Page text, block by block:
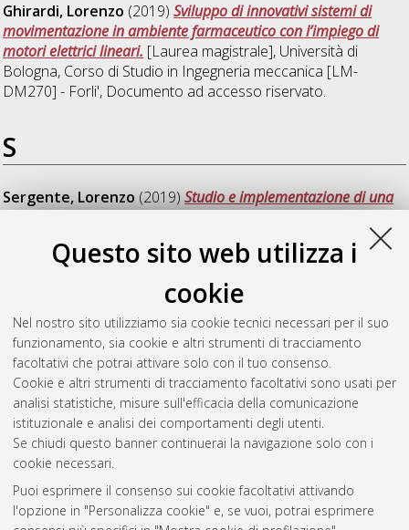
Questo sito web utilizza i
cookie
Nel nostro sito utilizziamo sia cookie tecnici necessari per il suo
funzionamento, sia cookie e altri strumenti di tracciamento
facoltativi che potrai attivare solo con il tuo consenso.
Cookie e altri strumenti di tracciamento facoltativi sono usati per
analisi statistiche, misure sull'efficacia della comunicazione
istituzionale e analisi dei comportamenti degli utenti.
Se chiudi questo banner continuerai la navigazione solo con i
cookie necessari.
Puoi esprimere il consenso sui cookie facoltativi attivando
l'opzione in "Personalizza cookie" e, se vuoi, potrai esprimere
Ghirardi, Lorenzo (2019)Sviluppo di innovativi sistemi di
movimentazione in ambiente farmaceutico con l’impiego di
motori elettrici lineari. [Laurea magistrale], Università di
Bologna, Corso di Studio in Ingegneria meccanica [LM-
DM270] - Forli', Documento ad accesso riservato.
S
Sergente, Lorenzo (2019)Studio e implementazione di una
[Laurea magistrale],
Università di Bologna, Corso di Studio inIngegneria
magneti in una macchina Brushless a sei fasi.[Laurea
magistrale], Università di Bologna, Corso di Studio in
Ingegneria dell'energia elettrica [LM-DM270], Documento ad
accesso riservato.
Questa lista e' stata generata ilFri Aug 7 13:27:04 2026 CEST
Atom
Rss 1.0